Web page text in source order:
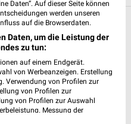
Daten“. Auf dieser Seite können
werden unseren
auf die Browserdaten.
Daten, um die Leistung der
zu tun:
auf einem Endgerät.
von Werbeanzeigen. Erstellung
Verwendung von Profilen zur
von Profilen zur
von Profilen zur Auswahl
Messung der